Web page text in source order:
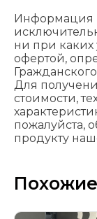
Информация
ни при каких
офертой,
Для
стоимости,
пожалуйста,
продукту